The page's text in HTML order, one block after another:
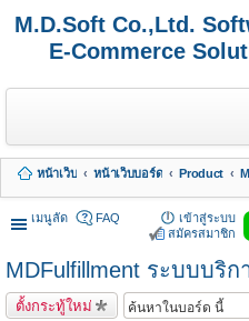
M.D.Soft Co.,Ltd.
E-Commerce
หน้าเว็บ หน้าเว็บบอร์ด Product
เมนูลัด
FAQ
เข้าสู่ระบบ
สมัครสมาชิก
MDFulfillment ระบบบริ
ตั้งกระทู้ใหม่